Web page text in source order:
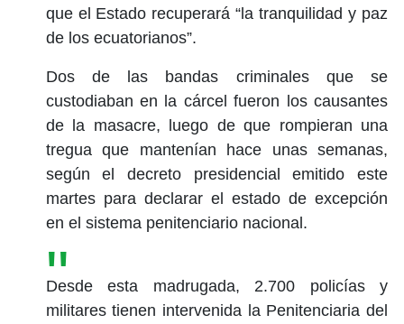
que el Estado recuperará “la tranquilidad y paz
de los ecuatorianos”.
Dos de las bandas criminales que se
custodiaban en la cárcel fueron los causantes
de la masacre, luego de que rompieran una
tregua que mantenían hace unas semanas,
según el decreto presidencial emitido este
martes para declarar el estado de excepción
en el sistema penitenciario nacional.
Desde esta madrugada, 2.700 policías y
militares tienen intervenida la Penitenciaria del